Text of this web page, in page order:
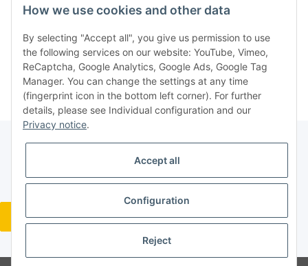
Revocation button
shipping fees
How we use cookies and other data
By selecting "Accept all", you give us permission to use
the following services on our website: YouTube, Vimeo,
ReCaptcha, Google Analytics, Google Ads, Google Tag
Manager. You can change the settings at any time
(fingerprint icon in the bottom left corner). For further
details, please see Individual configuration and our
Privacy notice.
Accept all
Configuration
Reject